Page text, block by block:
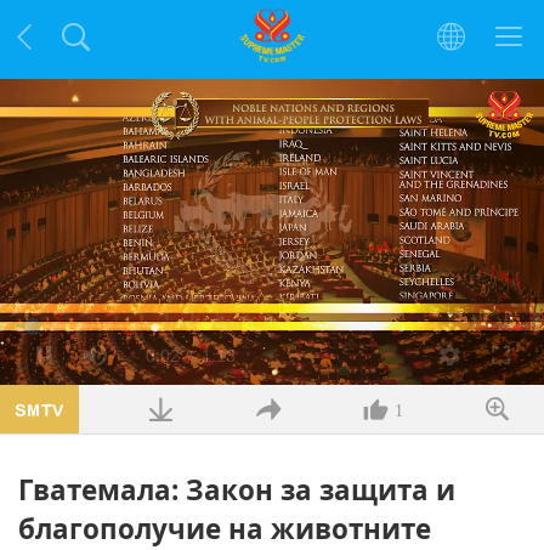
ПаузаБез
звук
Текущо
време
0:02 / Продължителност
1:13
Заредено:
26.65%
Качество
Цял
1
Гватемала: Закон за защита и
благополучие на животните